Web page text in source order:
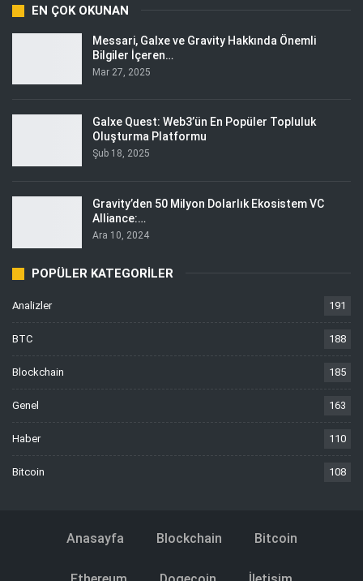
EN ÇOK OKUNAN
Messari, Galxe ve Gravity Hakkında Önemli
Bilgiler İçeren…
Mar 27, 2025
Galxe Quest: Web3’ün En Popüler Topluluk
Oluşturma Platformu
Şub 18, 2025
Gravity’den 50 Milyon Dolarlık Ekosistem VC
Alliance:…
Ara 10, 2024
POPÜLER KATEGORILER
Analizler 191
BTC 188
Blockchain 185
Genel 163
Haber 110
Bitcoin 108
Anasayfa Blockchain Bitcoin